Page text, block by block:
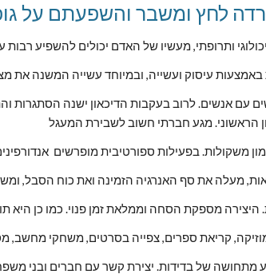
לחץ ומשבר והשפעתם על
עיסוק ועשייה, ובמיוחד עשייה המשנה את
הראשוני. מגע חברתי חשוב לשבירת המעגל
משקולות. בפעילות ספורטיבית מופרשים
מעלה את סף האנרגיה הזמינה ואת כוח הסבל,
היצירה מספקת הסחה וממלאת זמן פנוי. כמו כן היא
קריאת ספרים, צפייה בסרטים, משחקי מחשב,